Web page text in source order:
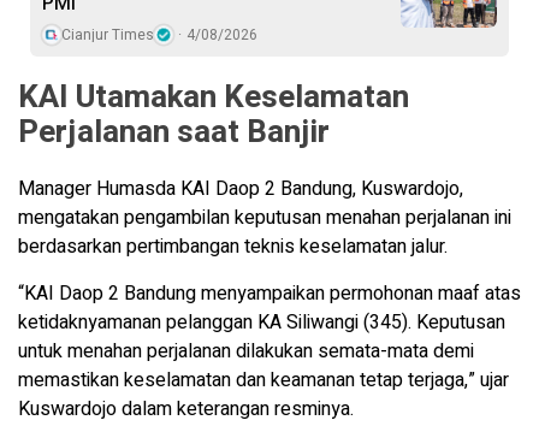
Cianjur Times 4/08/2026
KAI Utamakan Keselamatan
Perjalanan saat Banjir
Manager Humasda KAI Daop 2 Bandung, Kuswardojo,
mengatakan pengambilan keputusan menahan perjalanan ini
berdasarkan pertimbangan teknis keselamatan jalur.
“KAI Daop 2 Bandung menyampaikan permohonan maaf atas
ketidaknyamanan pelanggan KA Siliwangi (345). Keputusan
untuk menahan perjalanan dilakukan semata-mata demi
memastikan keselamatan dan keamanan tetap terjaga,” ujar
Kuswardojo dalam keterangan resminya.